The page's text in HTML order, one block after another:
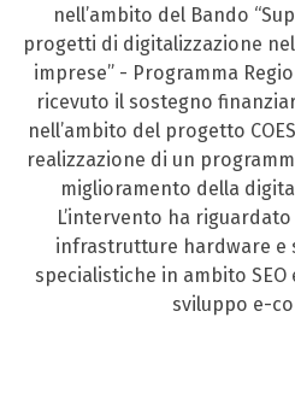
nell’ambito del Bando
progetti di digitalizzazione
imprese” - Programma
ricevuto il sostegno
nell’ambito del progetto
realizzazione di un
miglioramento della
L’intervento ha
infrastrutture hardware e
specialistiche in ambito
sviluppo e-